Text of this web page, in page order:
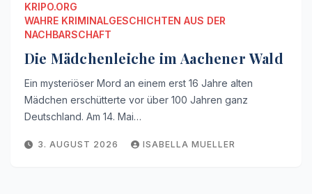
KRIPO.ORG
WAHRE KRIMINALGESCHICHTEN AUS DER
NACHBARSCHAFT
Die Mädchenleiche im Aachener Wald
Ein mysteriöser Mord an einem erst 16 Jahre alten
Mädchen erschütterte vor über 100 Jahren ganz
Deutschland. Am 14. Mai…
3. AUGUST 2026 ISABELLA MUELLER